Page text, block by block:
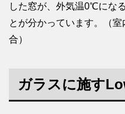
した窓が、外気温0℃にな
とが分かっています。（
合）
ガラスに施す